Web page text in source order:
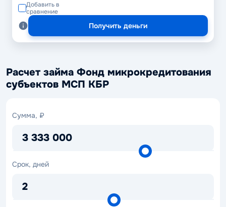
Добавить в
сравнение
Получить деньги
Расчет займа Фонд микрокредитования
субъектов МСП КБР
Сумма, ₽
3 333 000
Сумма,
Срок, дней
2
Срок,